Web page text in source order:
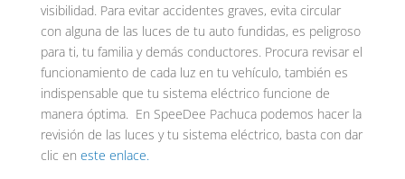
visibilidad. Para evitar accidentes graves, evita circular
con alguna de las luces de tu auto fundidas, es peligroso
para ti, tu familia y demás conductores. Procura revisar el
funcionamiento de cada luz en tu vehículo, también es
indispensable que tu sistema eléctrico funcione de
manera óptima. En SpeeDee Pachuca podemos hacer la
revisión de las luces y tu sistema eléctrico, basta con dar
clic en este enlace.